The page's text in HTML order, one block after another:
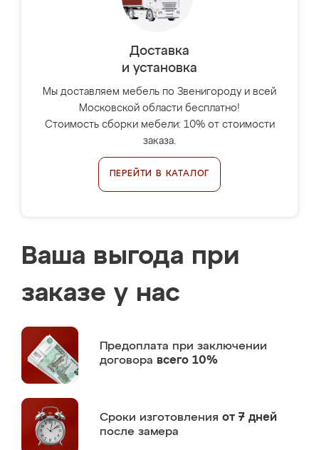
Доставка
и установка
Мы доставляем мебель по Звенигороду и всей
Московской области бесплатно!
Стоимость сборки мебели: 10% от стоимости
заказа.
ПЕРЕЙТИ В КАТАЛОГ
Ваша выгода при
заказе у нас
Предоплата при заключении
договора всего 10%
Сроки изготовления от 7 дней
после замера